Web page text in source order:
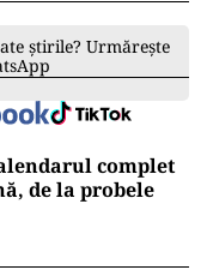
știrile? Urmărește
complet
de la probele